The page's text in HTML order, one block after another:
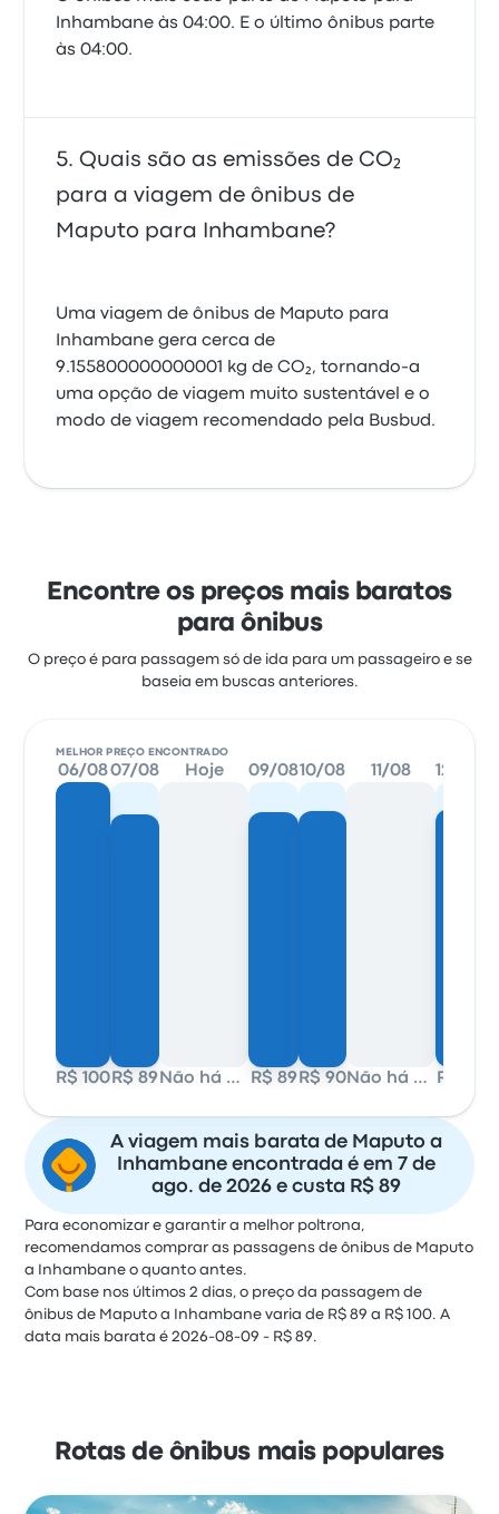
Inhambane às 04:00. E o último ônibus parte
às 04:00.
Quais são as emissões de CO₂
para a viagem de ônibus de
Maputo para Inhambane?
Uma viagem de ônibus de Maputo para
Inhambane gera cerca de
9.155800000000001 kg de CO₂, tornando-a
uma opção de viagem muito sustentável e o
modo de viagem recomendado pela Busbud.
Encontre os preços mais baratos
para ônibus
O preço é para passagem só de ida para um passageiro e se
baseia em buscas anteriores.
MELHOR PREÇO ENCONTRADO
06/08
R$ 100
07/08
R$ 89
Hoje
Não há dados
09/08
R$ 89
10/08
R$ 90
11/08
Não há dados
12/08
R$ 91
A viagem mais barata de Maputo a
Inhambane encontrada é em 7 de
ago. de 2026 e custa R$ 89
Para economizar e garantir a melhor poltrona,
recomendamos comprar as passagens de ônibus de Maputo
a Inhambane o quanto antes.
Com base nos últimos 2 dias, o preço da passagem de
ônibus de Maputo a Inhambane varia de R$ 89 a R$ 100. A
data mais barata é 2026-08-09 - R$ 89.
Rotas de ônibus mais populares